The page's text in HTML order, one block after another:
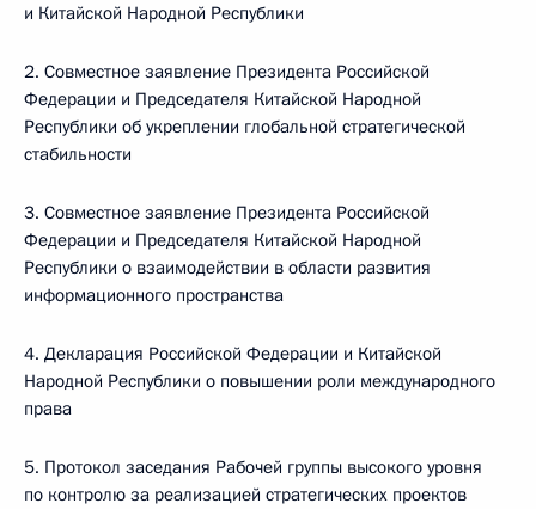
и Китайской Народной Республики
2. Совместное заявление Президента Российской
Федерации и Председателя Китайской Народной
Республики об укреплении глобальной стратегической
стабильности
3. Совместное заявление Президента Российской
Федерации и Председателя Китайской Народной
Республики о взаимодействии в области развития
информационного пространства
4. Декларация Российской Федерации и Китайской
Народной Республики о повышении роли международного
права
5. Протокол заседания Рабочей группы высокого уровня
по контролю за реализацией стратегических проектов